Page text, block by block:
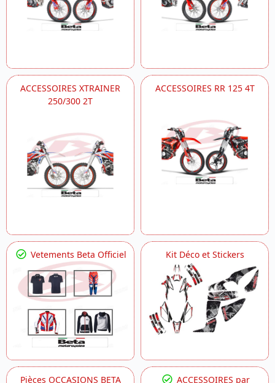
ACCESSOIRES XTRAINER
250/300 2T
ACCESSOIRES RR 125 4T
Vetements Beta Officiel Kit Déco et Stickers
Pièces OCCASIONS BETA
ACCESSOIRES par